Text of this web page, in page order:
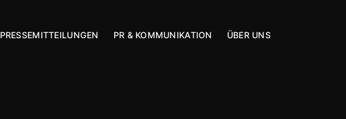
PRESSEMITTEILUNGEN PR & KOMMUNIKATION ÜBER UNS